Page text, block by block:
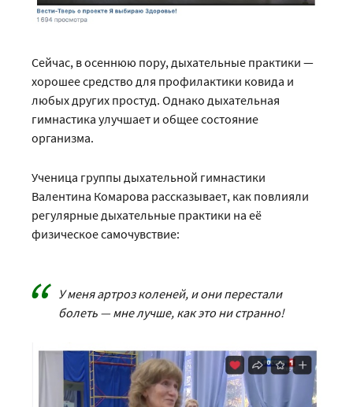
Сейчас, в осеннюю пору, дыхательные практики —
хорошее средство для профилактики ковида и
любых других простуд. Однако дыхательная
гимнастика улучшает и общее состояние
организма.
Ученица группы дыхательной гимнастики
Валентина Комарова рассказывает, как повлияли
регулярные дыхательные практики на её
физическое самочувствие:
У меня артроз коленей, и они перестали
болеть — мне лучше, как это ни странно!